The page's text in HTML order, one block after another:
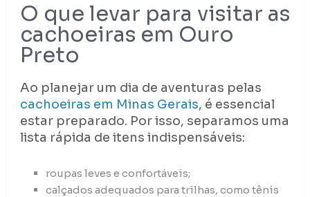
O que levar para visitar as
cachoeiras em Ouro
Preto
Ao planejar um dia de aventuras pelas
cachoeiras em Minas Gerais, é essencial
estar preparado. Por isso, separamos uma
lista rápida de itens indispensáveis:
roupas leves e confortáveis;
calçados adequados para trilhas, como tênis